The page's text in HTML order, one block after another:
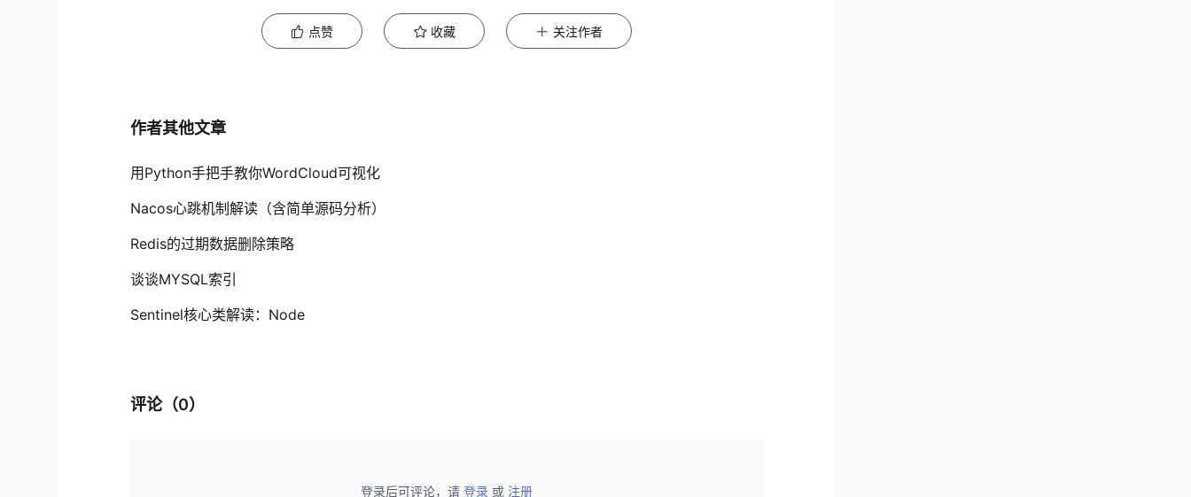
点赞 收藏 关注作者
作者其他文章
用Python手把手教你WordCloud可视化
Nacos心跳机制解读（含简单源码分析）
Redis的过期数据删除策略
谈谈MYSQL索引
Sentinel核心类解读：Node
评论（0）
登录后可评论，请 登录 或 注册